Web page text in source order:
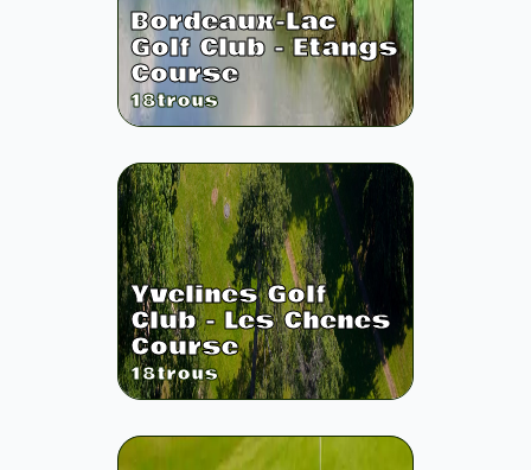
Bordeaux-Lac
Golf Club - Etangs
Course
18trous
Yvelines Golf
Club - Les Chenes
Course
18trous